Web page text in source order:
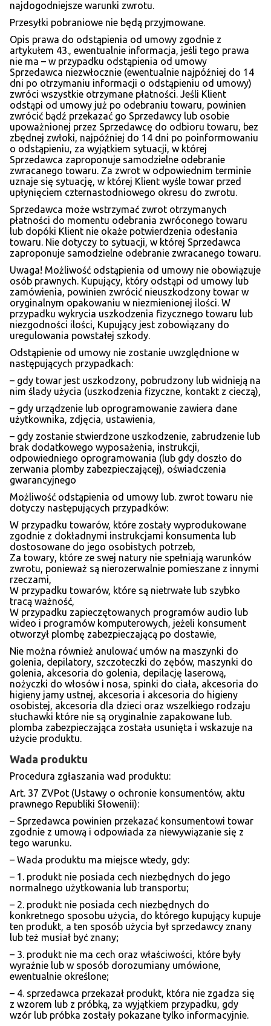
najdogodniejsze warunki zwrotu.
Przesyłki pobraniowe nie będą przyjmowane.
Opis prawa do odstąpienia od umowy zgodnie z
artykułem 43., ewentualnie informacja, jeśli tego prawa
nie ma – w przypadku odstąpienia od umowy
Sprzedawca niezwłocznie (ewentualnie najpóźniej do 14
dni po otrzymaniu informacji o odstąpieniu od umowy)
zwróci wszystkie otrzymane płatności. Jeśli Klient
odstąpi od umowy już po odebraniu towaru, powinien
zwrócić bądź przekazać go Sprzedawcy lub osobie
upoważnionej przez Sprzedawcę do odbioru towaru, bez
zbędnej zwłoki, najpóźniej do 14 dni po poinformowaniu
o odstąpieniu, za wyjątkiem sytuacji, w której
Sprzedawca zaproponuje samodzielne odebranie
zwracanego towaru. Za zwrot w odpowiednim terminie
uznaje się sytuację, w której Klient wyśle towar przed
upłynięciem czternastodniowego okresu do zwrotu.
Sprzedawca może wstrzymać zwrot otrzymanych
płatności do momentu odebrania zwróconego towaru
lub dopóki Klient nie okaże potwierdzenia odesłania
towaru. Nie dotyczy to sytuacji, w której Sprzedawca
zaproponuje samodzielne odebranie zwracanego towaru.
Uwaga! Możliwość odstąpienia od umowy nie obowiązuje
osób prawnych. Kupujący, który odstąpi od umowy lub
zamówienia, powinien zwrócić nieuszkodzony towar w
oryginalnym opakowaniu w niezmienionej ilości. W
przypadku wykrycia uszkodzenia fizycznego towaru lub
niezgodności ilości, Kupujący jest zobowiązany do
uregulowania powstałej szkody.
Odstąpienie od umowy nie zostanie uwzględnione w
następujących przypadkach:
– gdy towar jest uszkodzony, pobrudzony lub widnieją na
nim ślady użycia (uszkodzenia fizyczne, kontakt z cieczą),
– gdy urządzenie lub oprogramowanie zawiera dane
użytkownika, zdjęcia, ustawienia,
– gdy zostanie stwierdzone uszkodzenie, zabrudzenie lub
brak dodatkowego wyposażenia, instrukcji,
odpowiedniego oprogramowania (lub gdy doszło do
zerwania plomby zabezpieczającej), oświadczenia
gwarancyjnego
Możliwość odstąpienia od umowy lub. zwrot towaru nie
dotyczy następujących przypadków:
W przypadku towarów, które zostały wyprodukowane
zgodnie z dokładnymi instrukcjami konsumenta lub
dostosowane do jego osobistych potrzeb,
Za towary, które ze swej natury nie spełniają warunków
zwrotu, ponieważ są nierozerwalnie pomieszane z innymi
rzeczami,
W przypadku towarów, które są nietrwałe lub szybko
tracą ważność,
W przypadku zapieczętowanych programów audio lub
wideo i programów komputerowych, jeżeli konsument
otworzył plombę zabezpieczającą po dostawie,
Nie można również anulować umów na maszynki do
golenia, depilatory, szczoteczki do zębów, maszynki do
golenia, akcesoria do golenia, depilację laserową,
nożyczki do włosów i nosa, spinki do ciała, akcesoria do
higieny jamy ustnej, akcesoria i akcesoria do higieny
osobistej, akcesoria dla dzieci oraz wszelkiego rodzaju
słuchawki które nie są oryginalnie zapakowane lub.
plomba zabezpieczająca została usunięta i wskazuje na
użycie produktu.
Wada produktu
Procedura zgłaszania wad produktu:
Art. 37 ZVPot (Ustawy o ochronie konsumentów, aktu
prawnego Republiki Słowenii):
– Sprzedawca powinien przekazać konsumentowi towar
zgodnie z umową i odpowiada za niewywiązanie się z
tego warunku.
– Wada produktu ma miejsce wtedy, gdy:
– 1. produkt nie posiada cech niezbędnych do jego
normalnego użytkowania lub transportu;
– 2. produkt nie posiada cech niezbędnych do
konkretnego sposobu użycia, do którego kupujący kupuje
ten produkt, a ten sposób użycia był sprzedawcy znany
lub też musiał być znany;
– 3. produkt nie ma cech oraz właściwości, które były
wyraźnie lub w sposób dorozumiany umówione,
ewentualnie określone;
– 4. sprzedawca przekazał produkt, która nie zgadza się
z wzorem lub z próbką, za wyjątkiem przypadku, gdy
wzór lub próbka zostały pokazane tylko informacyjnie.